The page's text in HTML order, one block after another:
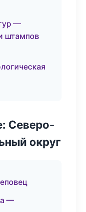
—
штампов
Северо-
округ
—